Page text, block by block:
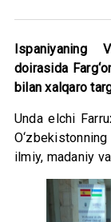
Ispaniyaning
doirasida
bilan xalqaro
Unda elchi
ilmiy, madaniy